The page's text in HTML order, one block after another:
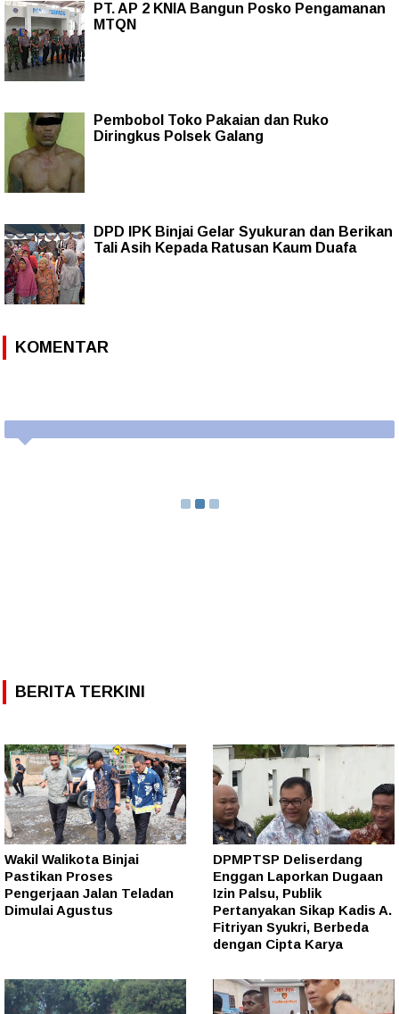
PT. AP 2 KNIA Bangun Posko Pengamanan
MTQN
Pembobol Toko Pakaian dan Ruko
Diringkus Polsek Galang
DPD IPK Binjai Gelar Syukuran dan Berikan
Tali Asih Kepada Ratusan Kaum Duafa
KOMENTAR
BERITA TERKINI
Wakil Walikota Binjai
Pastikan Proses
Pengerjaan Jalan Teladan
Dimulai Agustus
DPMPTSP Deliserdang
Enggan Laporkan Dugaan
Izin Palsu, Publik
Pertanyakan Sikap Kadis A.
Fitriyan Syukri, Berbeda
dengan Cipta Karya